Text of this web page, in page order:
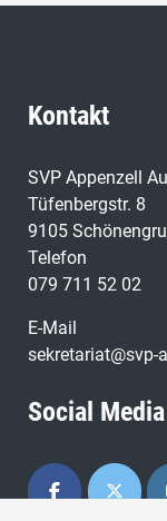
Kontakt
SVP Appenzell
Tüfenbergstr. 8
9105
Telefon
079 711 52 02
E-Mail
sekretariat@svp-
Social Media